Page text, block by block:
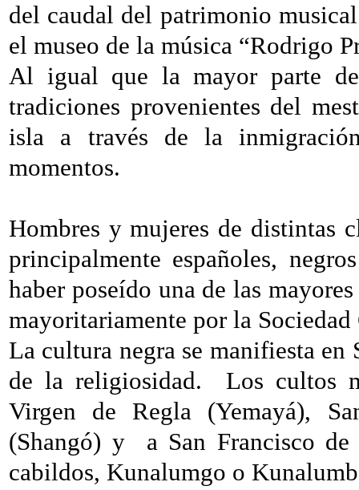
del caudal del patrimonio
el museo de la música “Rodrigo
Al igual que la mayor parte
tradiciones provenientes del
isla a través de la
momentos.
Hombres y mujeres de distintas
principalmente españoles,
haber poseído una de las
mayoritariamente por la
La cultura negra se manifiesta en
de la religiosidad.
Los cultos
Virgen de Regla (Yemayá),
(Shangó) y
a San Francisco
cabildos, Kunalumgo o